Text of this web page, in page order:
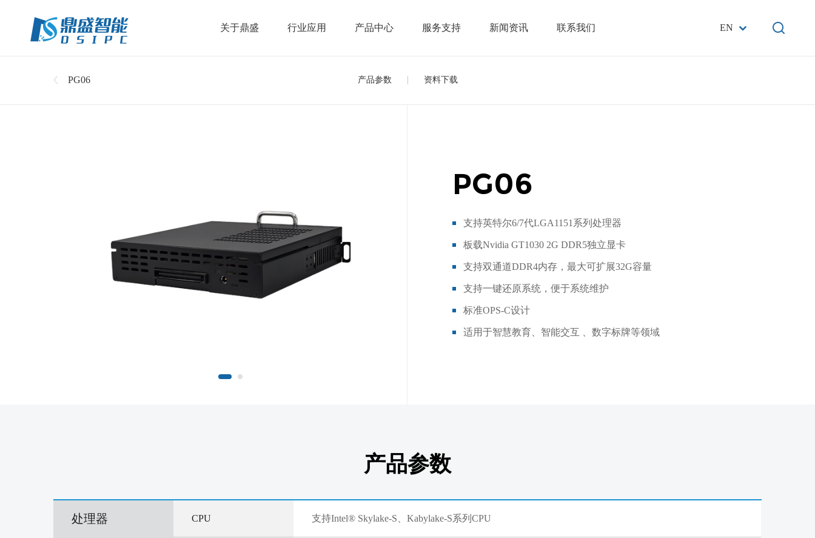
关于鼎盛 行业应用 产品中心 服务支持 新闻资讯 联系我们 EN
PG06 产品参数 资料下载
PG06
支持英特尔6/7代LGA1151系列处理器
板载Nvidia GT1030 2G DDR5独立显卡
支持双通道DDR4内存，最大可扩展32G容量
支持一键还原系统，便于系统维护
标准OPS-C设计
适用于智慧教育、智能交互 、数字标牌等领域
产品参数
处理器 CPU 支持Intel® Skylake-S、Kabylake-S系列CPU